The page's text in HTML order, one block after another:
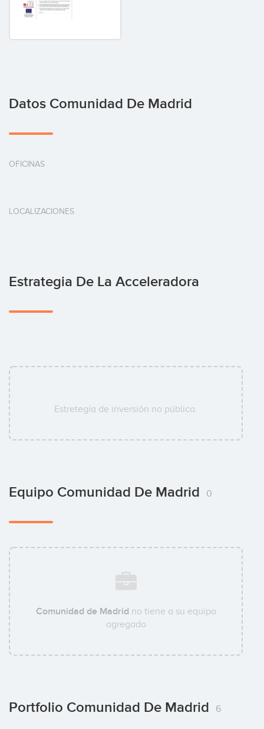
Datos Comunidad De Madrid
OFICINAS
LOCALIZACIONES
Estrategia De La Acceleradora
Estretegía de inversión no pública.
Equipo Comunidad De Madrid 0
Comunidad de Madrid no tiene a su equipo
agregado
Portfolio Comunidad De Madrid 6